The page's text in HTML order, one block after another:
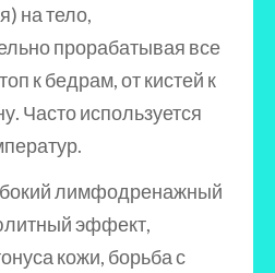
на тело,
прорабатывая все
к бедрам, от кистей к
Часто используется
лимфодренажный
эффект,
кожи, борьба с